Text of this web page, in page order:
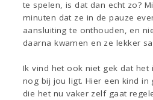
te spelen, is dat dan echt zo?
minuten dat ze in de pauze
aansluiting te onthouden, en
daarna kwamen en ze lekker
Ik vind het ook niet gek dat
nog bij jou ligt. Hier een kind
die het nu vaker zelf gaat